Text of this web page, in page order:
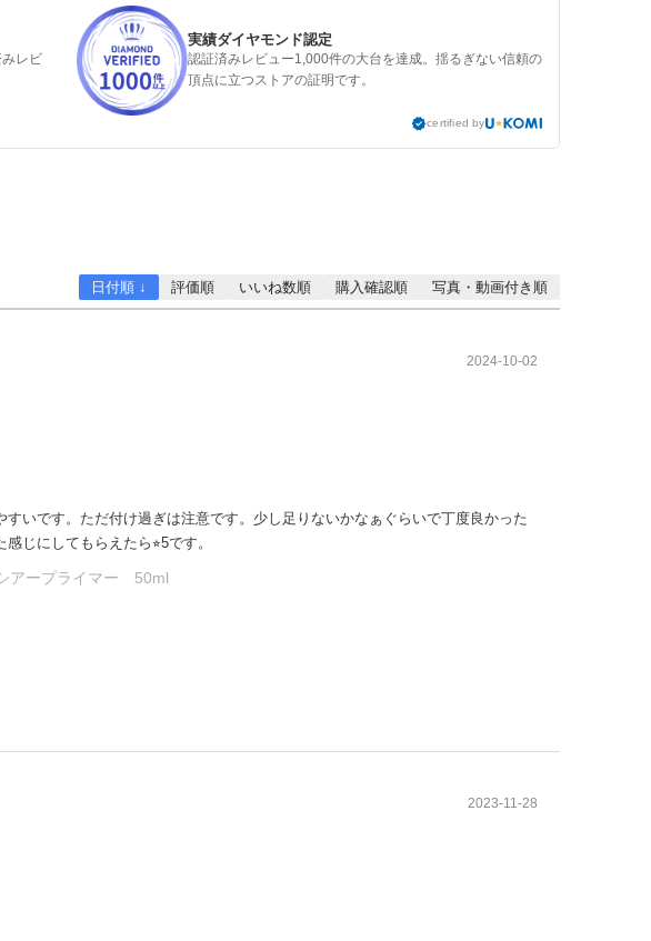
レビ
実績ダイヤモンド認定
認証済みレビュー1,000件の大台を達成。揺るぎない信頼の
頂点に立つストアの証明です。
certified by
日付順 ↓ 評価順 いいね数順 購入確認順 写真・動画付き順
2024-10-02
すいです。ただ付け過ぎは注意です。少し足りないかなぁぐらいで丁度良かった
じにしてもらえたら⭐︎5です。
アープライマー 50ml
2023-11-28